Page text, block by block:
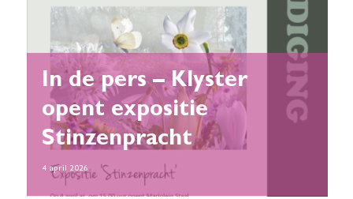
In de pers – Klyster
opent expositie
Stinzenpracht
4 april 2026